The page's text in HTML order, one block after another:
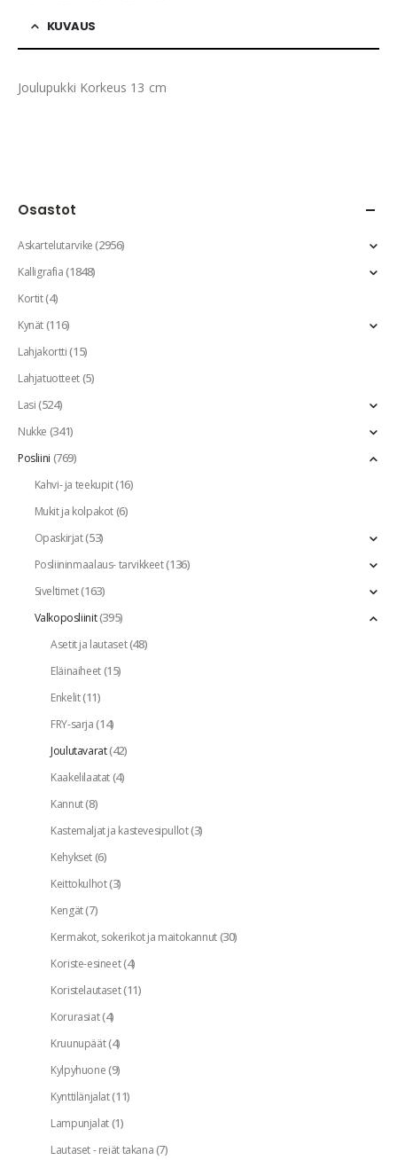
KUVAUS
Joulupukki Korkeus 13 cm
Osastot
Askartelutarvike(2956)
Kalligrafia(1848)
Kortit(4)
Kynät(116)
Lahjakortti(15)
Lahjatuotteet(5)
Lasi(524)
Nukke (341)
Posliini (769)
Kahvi- ja teekupit(16)
Mukit ja kolpakot(6)
Opaskirjat(53)
Posliininmaalaus- tarvikkeet(136)
Siveltimet(163)
Valkoposliinit(395)
Asetit ja lautaset(48)
Eläinaiheet(15)
Enkelit(11)
FRY-sarja(14)
Joulutavarat(42)
Kaakelilaatat(4)
Kannut(8)
Kastemaljat ja kastevesipullot(3)
Kehykset(6)
Keittokulhot(3)
Kengät(7)
Kermakot, sokerikot ja maitokannut(30)
Koriste-esineet(4)
Koristelautaset(11)
Korurasiat(4)
Kruunupäät(4)
Kylpyhuone(9)
Kynttilänjalat(11)
Lampunjalat(1)
Lautaset - reiät takana(7)